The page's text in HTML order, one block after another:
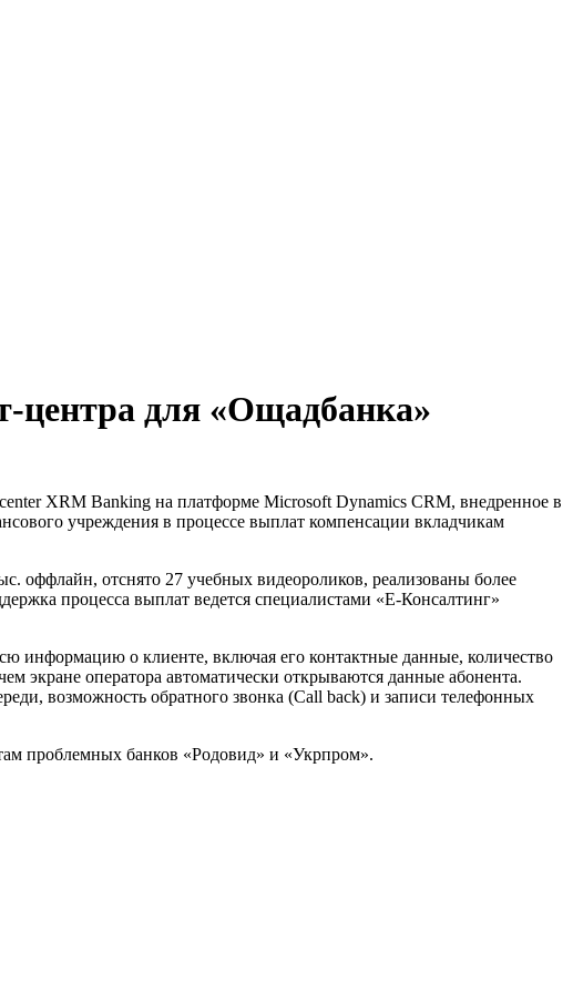
центра для «Ощадбанка»
XRM Banking на платформе Microsoft Dynamics CRM, внедренное в
учреждения в процессе выплат компенсации вкладчикам
оффлайн, отснято 27 учебных видеороликов, реализованы более
процесса выплат ведется специалистами «Е-Консалтинг»
информацию о клиенте, включая его контактные данные, количество
экране оператора автоматически открываются данные абонента.
возможность обратного звонка (Call back) и записи телефонных
проблемных банков «Родовид» и «Укрпром».